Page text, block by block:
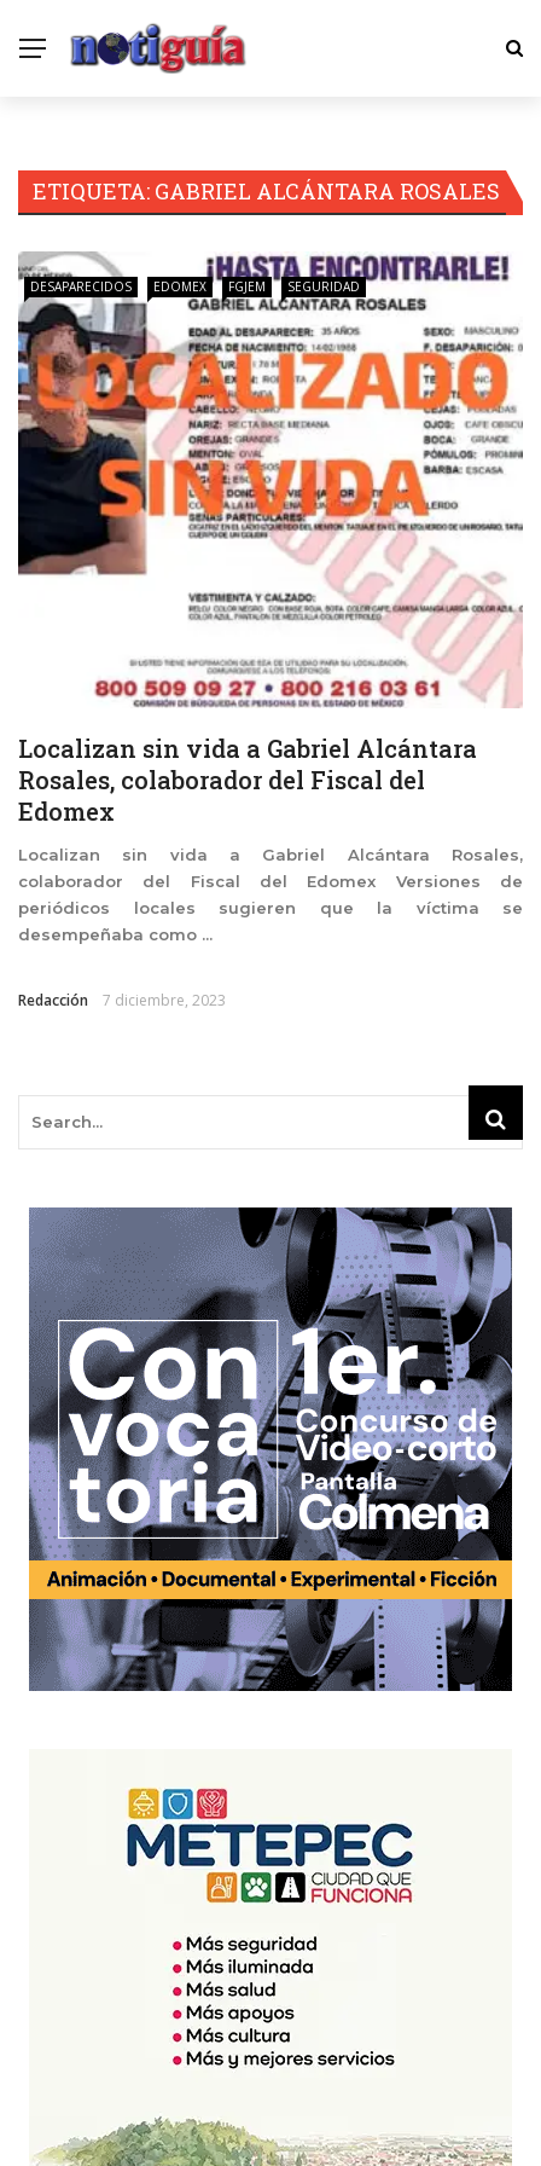
ETIQUETA: GABRIEL ALCÁNTARA ROSALES
DESAPARECIDOS EDOMEX FGJEM SEGURIDAD
Localizan sin vida a Gabriel Alcántara
Rosales, colaborador del Fiscal del
Edomex
Localizan sin vida a Gabriel Alcántara Rosales,
colaborador del Fiscal del Edomex Versiones de
periódicos locales sugieren que la víctima se
desempeñaba como ...
Redacción 7 diciembre, 2023